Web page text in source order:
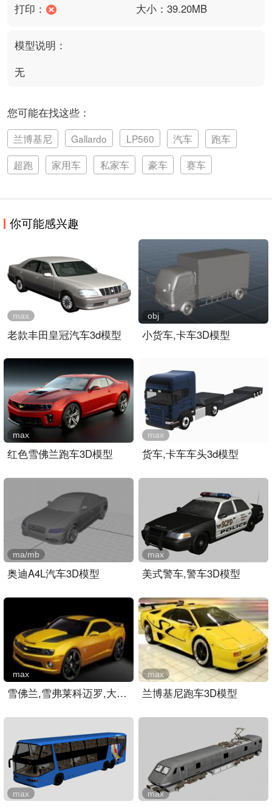
打印：
大小：39.20MB
模型说明：
无
您可能在找这些：
兰博基尼 Gallardo LP560 汽车
跑车
超跑
家用车 私家车 豪车 赛车
你可能感兴趣
老款丰田皇冠汽车3d模型
max
小货车,卡车3D模型
obj
红色雪佛兰跑车3D模型
max
货车,卡车车头3d模型
max
奥迪A4L汽车3D模型
ma/mb
美式警车,警车3D模型
max
雪佛兰,雪弗莱科迈罗,大黄..
max
兰博基尼跑车3D模型
max
max max